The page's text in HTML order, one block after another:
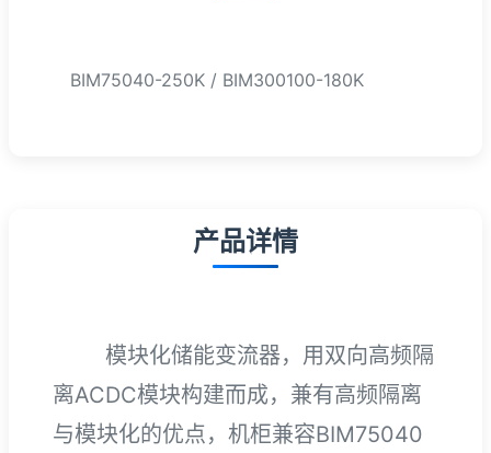
BIM75040-250K / BIM300100-180K
产品详情
模块化储能变流器，用双向高频隔
离ACDC模块构建而成，兼有高频隔离
与模块化的优点，机柜兼容BIM75040